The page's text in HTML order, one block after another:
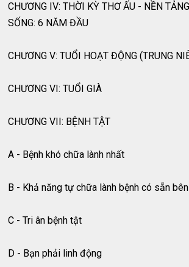
CHƯƠNG IV: THỜI KỲ THƠ ẤU - NỀN
SỐNG: 6 NĂM ĐẦU
CHƯƠNG V: TUỔI HOẠT ĐỘNG (TRUNG
CHƯƠNG VI: TUỔI GIÀ
CHƯƠNG VII: BỆNH TẬT
A - Bệnh khó chữa lành nhất
B - Khả năng tự chữa lành bệnh có sẵn
C - Tri ân bệnh tật
D - Bạn phải linh động